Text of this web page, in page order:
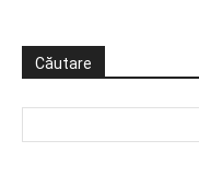
Căutare